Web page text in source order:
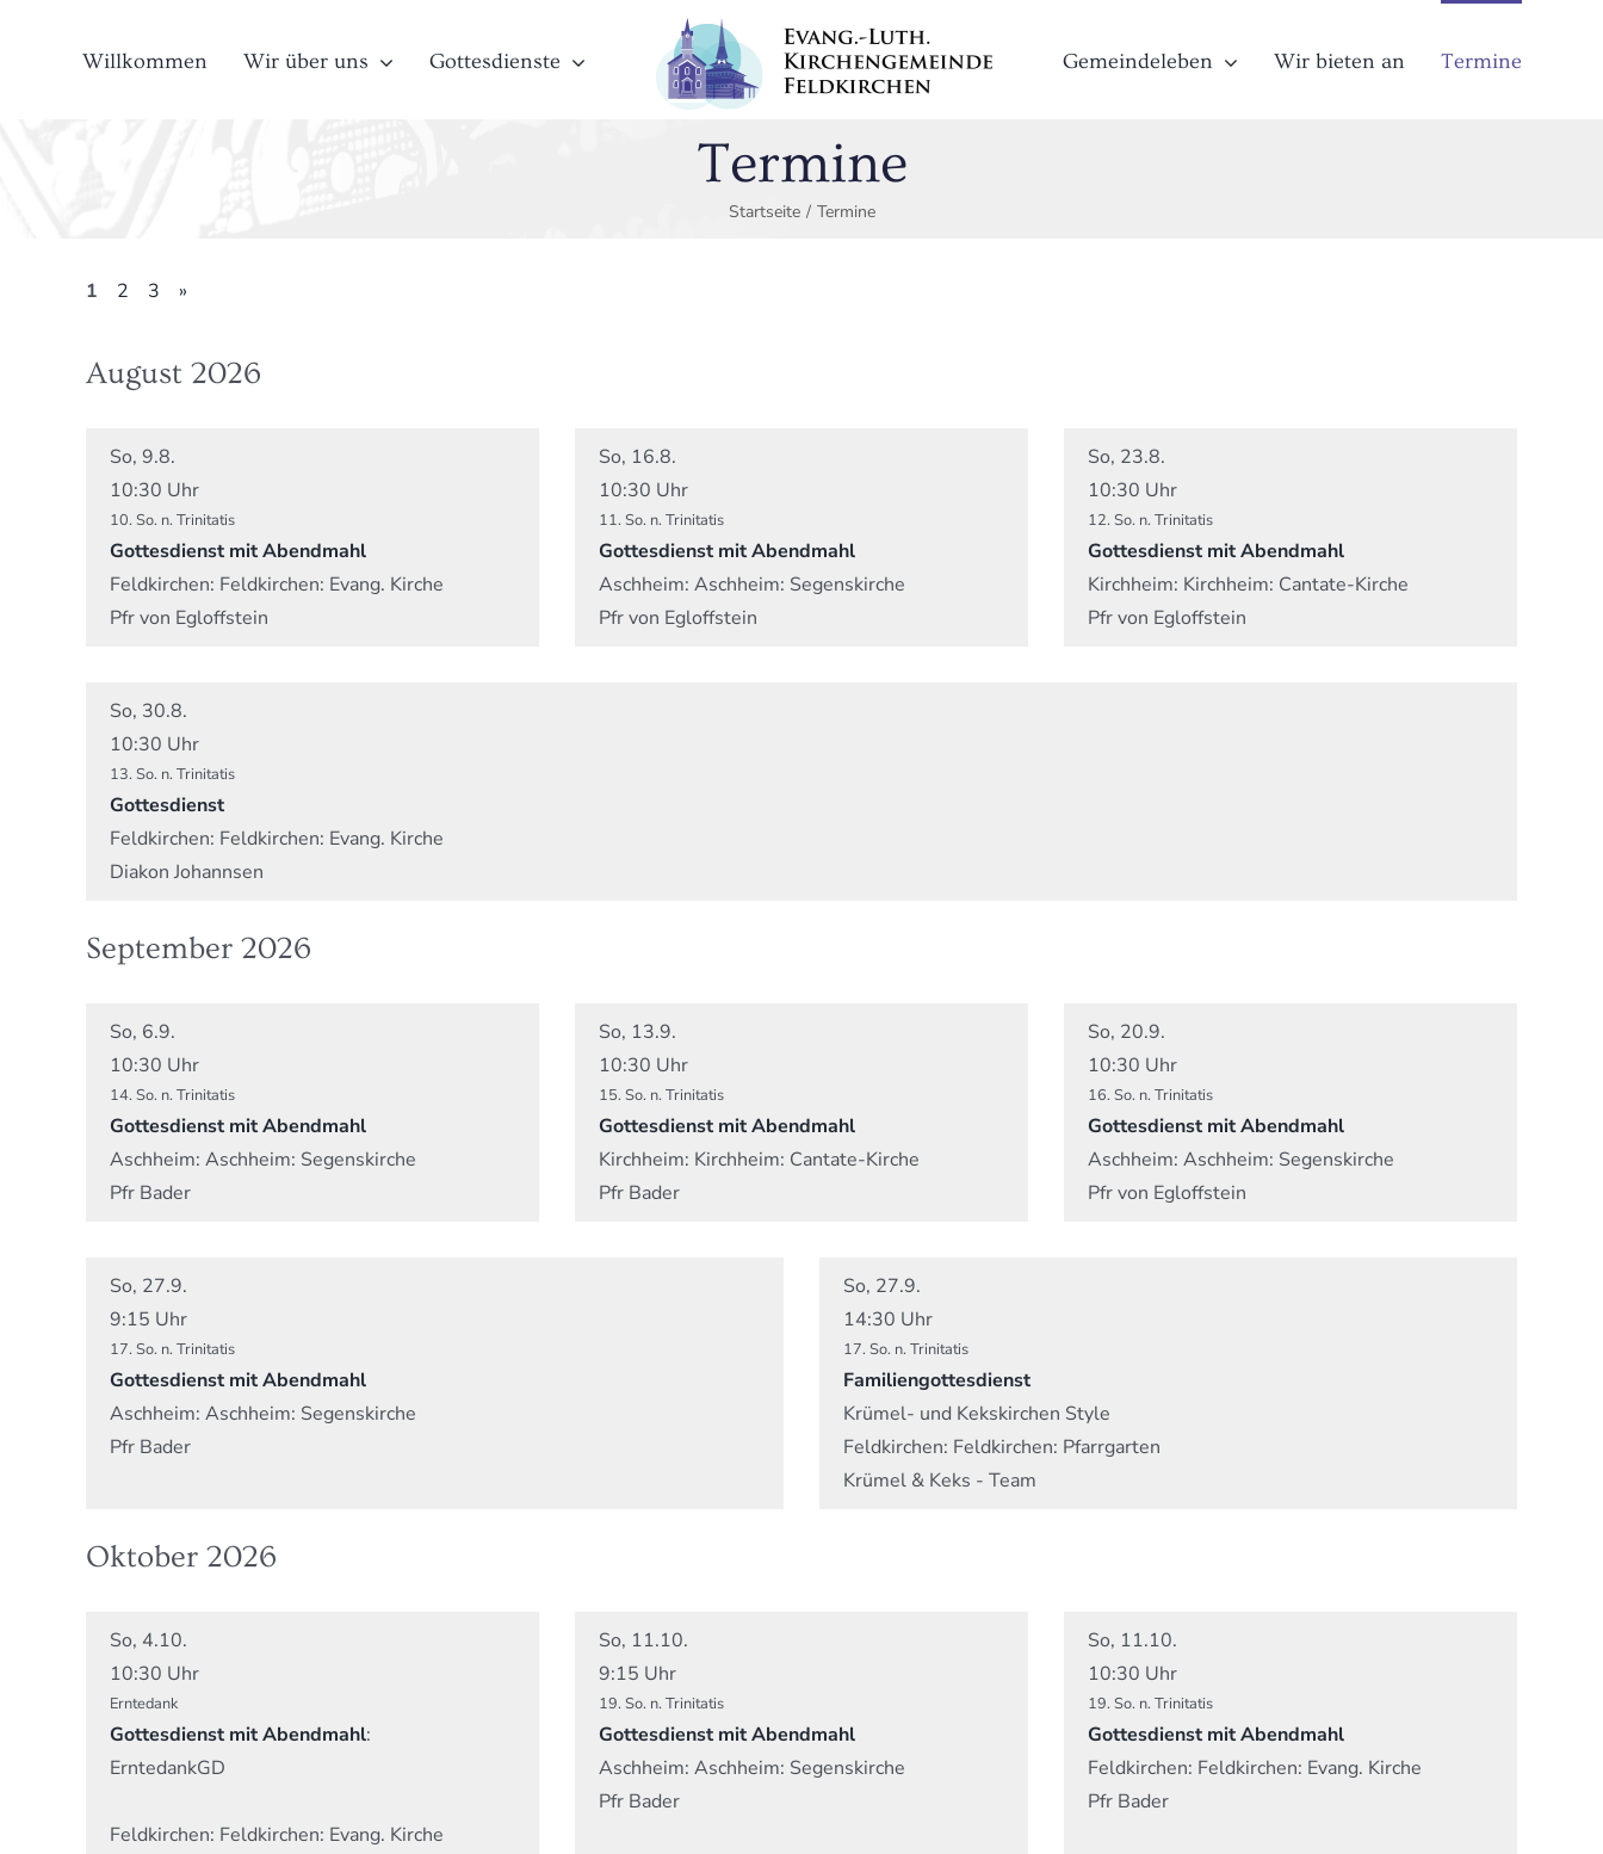
Willkommen Wir über uns Gottesdienste Gemeindeleben Wir bieten an Termine
Termine
Startseite / Termine
1 2 3 »
August 2026
So, 9.8.
10:30 Uhr
10. So. n. Trinitatis
Gottesdienst mit Abendmahl
Feldkirchen: Feldkirchen: Evang. Kirche
Pfr von Egloffstein
So, 16.8.
10:30 Uhr
11. So. n. Trinitatis
Gottesdienst mit Abendmahl
Aschheim: Aschheim: Segenskirche
Pfr von Egloffstein
So, 23.8.
10:30 Uhr
12. So. n. Trinitatis
Gottesdienst mit Abendmahl
Kirchheim: Kirchheim: Cantate-Kirche
Pfr von Egloffstein
So, 30.8.
10:30 Uhr
13. So. n. Trinitatis
Gottesdienst
Feldkirchen: Feldkirchen: Evang. Kirche
Diakon Johannsen
September 2026
So, 6.9.
10:30 Uhr
14. So. n. Trinitatis
Gottesdienst mit Abendmahl
Aschheim: Aschheim: Segenskirche
Pfr Bader
So, 13.9.
10:30 Uhr
15. So. n. Trinitatis
Gottesdienst mit Abendmahl
Kirchheim: Kirchheim: Cantate-Kirche
Pfr Bader
So, 20.9.
10:30 Uhr
16. So. n. Trinitatis
Gottesdienst mit Abendmahl
Aschheim:Aschheim: Segenskirche
Pfr von Egloffstein
So, 27.9.
9:15 Uhr
17. So. n. Trinitatis
Gottesdienst mit Abendmahl
Aschheim: Aschheim: Segenskirche
Pfr Bader
So, 27.9.
14:30 Uhr
17. So. n. Trinitatis
Familiengottesdienst
Krümel- und Kekskirchen Style
Feldkirchen: Feldkirchen: Pfarrgarten
Krümel & Keks - Team
Oktober 2026
So, 4.10.
10:30 Uhr
Erntedank
Gottesdienst mit Abendmahl:
ErntedankGD
Feldkirchen: Feldkirchen: Evang. Kirche
So, 11.10.
9:15 Uhr
19. So. n. Trinitatis
Gottesdienst mit Abendmahl
Aschheim: Aschheim: Segenskirche
Pfr Bader
So, 11.10.
10:30 Uhr
19. So. n. Trinitatis
Gottesdienst mit Abendmahl
Feldkirchen: Feldkirchen: Evang. Kirche
Pfr Bader